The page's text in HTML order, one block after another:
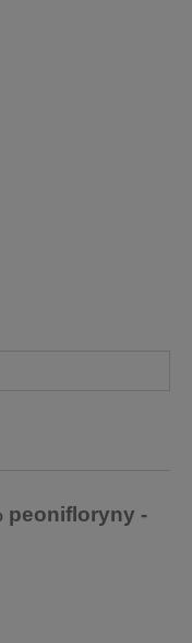
peonifloryny -